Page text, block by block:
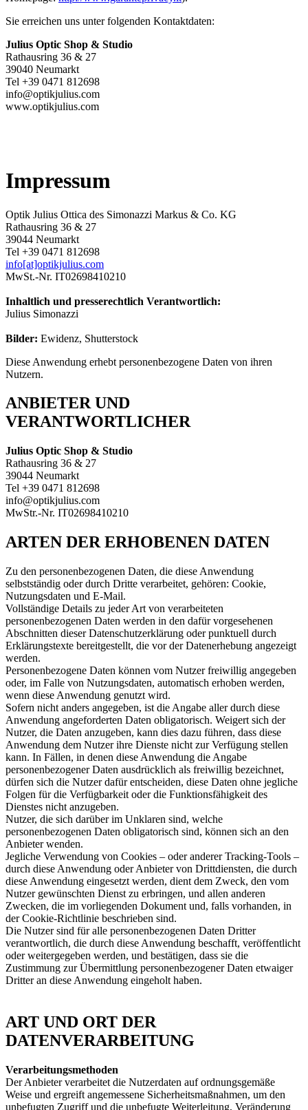
Sie erreichen uns unter folgenden Kontaktdaten:
Julius Optic Shop & Studio
Rathausring 36 & 27
39040 Neumarkt
Tel +39 0471 812698
info@optikjulius.com
www.optikjulius.com
Impressum
Optik Julius Ottica des Simonazzi Markus & Co. KG
Rathausring 36 & 27
39044 Neumarkt
Tel +39 0471 812698
info[at]optikjulius.com
MwSt.-Nr. IT02698410210
Inhaltlich und presserechtlich Verantwortlich:
Julius Simonazzi
Bilder: Ewidenz, Shutterstock
Diese Anwendung erhebt personenbezogene Daten von ihren
Nutzern.
ANBIETER UND
VERANTWORTLICHER
Julius Optic Shop & Studio
Rathausring 36 & 27
39044 Neumarkt
Tel +39 0471 812698
info@optikjulius.com
MwStr.-Nr. IT02698410210
ARTEN DER ERHOBENEN DATEN
Zu den personenbezogenen Daten, die diese Anwendung
selbstständig oder durch Dritte verarbeitet, gehören: Cookie,
Nutzungsdaten und E-Mail.
Vollständige Details zu jeder Art von verarbeiteten
personenbezogenen Daten werden in den dafür vorgesehenen
Abschnitten dieser Datenschutzerklärung oder punktuell durch
Erklärungstexte bereitgestellt, die vor der Datenerhebung angezeigt
werden.
Personenbezogene Daten können vom Nutzer freiwillig angegeben
oder, im Falle von Nutzungsdaten, automatisch erhoben werden,
wenn diese Anwendung genutzt wird.
Sofern nicht anders angegeben, ist die Angabe aller durch diese
Anwendung angeforderten Daten obligatorisch. Weigert sich der
Nutzer, die Daten anzugeben, kann dies dazu führen, dass diese
Anwendung dem Nutzer ihre Dienste nicht zur Verfügung stellen
kann. In Fällen, in denen diese Anwendung die Angabe
personenbezogener Daten ausdrücklich als freiwillig bezeichnet,
dürfen sich die Nutzer dafür entscheiden, diese Daten ohne jegliche
Folgen für die Verfügbarkeit oder die Funktionsfähigkeit des
Dienstes nicht anzugeben.
Nutzer, die sich darüber im Unklaren sind, welche
personenbezogenen Daten obligatorisch sind, können sich an den
Anbieter wenden.
Jegliche Verwendung von Cookies – oder anderer Tracking-Tools –
durch diese Anwendung oder Anbieter von Drittdiensten, die durch
diese Anwendung eingesetzt werden, dient dem Zweck, den vom
Nutzer gewünschten Dienst zu erbringen, und allen anderen
Zwecken, die im vorliegenden Dokument und, falls vorhanden, in
der Cookie-Richtlinie beschrieben sind.
Die Nutzer sind für alle personenbezogenen Daten Dritter
verantwortlich, die durch diese Anwendung beschafft, veröffentlicht
oder weitergegeben werden, und bestätigen, dass sie die
Zustimmung zur Übermittlung personenbezogener Daten etwaiger
Dritter an diese Anwendung eingeholt haben.
ART UND ORT DER
DATENVERARBEITUNG
Verarbeitungsmethoden
Der Anbieter verarbeitet die Nutzerdaten auf ordnungsgemäße
Weise und ergreift angemessene Sicherheitsmaßnahmen, um den
unbefugten Zugriff und die unbefugte Weiterleitung, Veränderung